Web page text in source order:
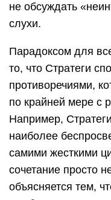
не обсуждать
слухи.
Парадоксом для
то, что Стратеги
противоречиями,
по крайней мере с
Например,
наиболее
самими жесткими
сочетание просто
объясняется тем,